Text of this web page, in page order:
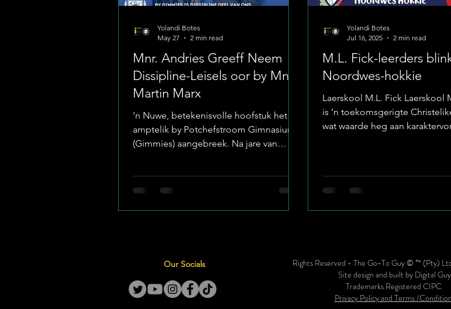
Mnr. Andries Greeff Neem
Dissipline-Leisels oor by Mnr.
Martin Marx
’n Nuwe, betekenisvolle hoofstuk het
amptelik by Potchefstroom Gimnasium
(Gimmies) aangebreek. Na jare van
Marx, die leisels oor aan sy opvolger,
Potchefstroom Gimnasium Hierdie
skool se rotsvaste waardestelsel en
fokus op karaktervorming deurlopend
voort
Yolandi Botes
May 27
2 min read
M.L. Fick-leerders
Noordwes-hokkie
Laerskool M.L. Fick Laerskool
is ’n toekomsgerigte
wat waarde heg aan
Yolandi Botes
Jul 16, 2025
2 min read
Our Socials
Rights Reserved - The Go-To Guy © ™ (Pty)
Site design and built by Digital Guy
Trademarks Registered CIPC
Privacy Policy and Terms /